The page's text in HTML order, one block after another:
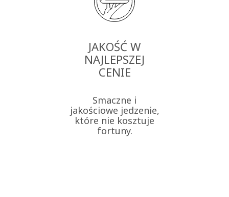
JAKOŚĆ W
NAJLEPSZEJ
CENIE
Smaczne i
jakościowe jedzenie,
które nie kosztuje
fortuny.